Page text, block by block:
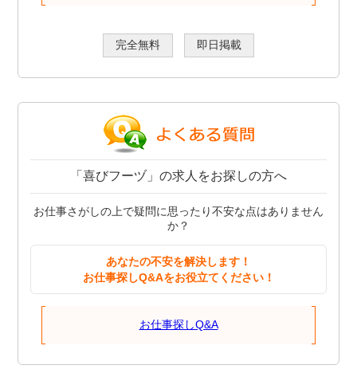
完全無料 即日掲載
「喜びフーヅ」の求人をお探しの方へ
お仕事さがしの上で疑問に思ったり不安な点はありません
か？
あなたの不安を解決します！
お仕事探しQ&Aをお役立てください！
お仕事探しQ&A